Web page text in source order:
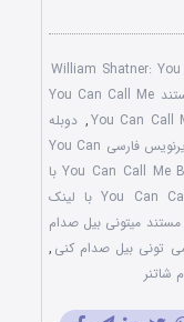
William Shatner:
تماشای آنلاین مستند You Can Call Me
, دوبله
زیرنویس فارسی You Can
مستند You Can Call Me Bill 2023 با
مستند You Can Call Me Bill 2023 با لینک
مستند میتونی بیل صدام
تونی بیل صدام کنی ,
شاتنر